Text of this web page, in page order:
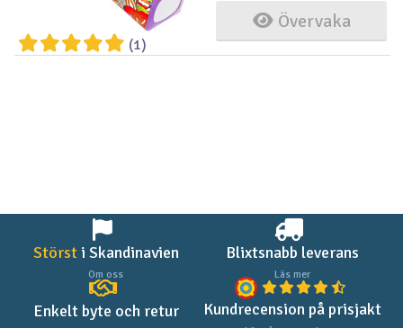
(1)
Övervaka
Störsti Skandinavien
Om oss
Blixtsnabb leverans
Läs mer
Enkelt byte och retur Kundrecension på prisjakt